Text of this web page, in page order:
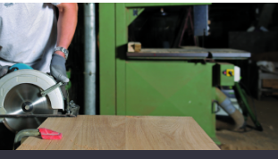
21 RUE PAUL VERLAINE - LE
RIMBAUD
HARFLEUR , 76700
02 35 13 14 51
A.F.I